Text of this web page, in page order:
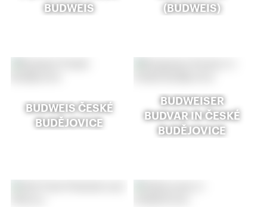
BUDWEIS
(BUDWEIS)
BUDWEIS ČESKÉ
BUDĚJOVICE
BUDWEISER
BUDVAR IN ČESKÉ
BUDĚJOVICE